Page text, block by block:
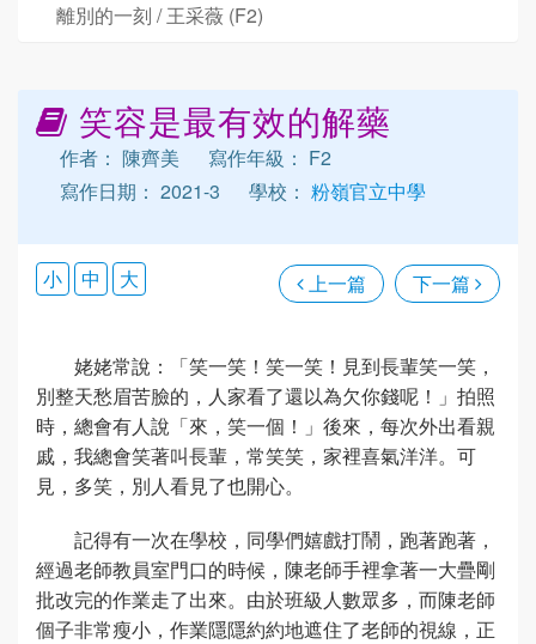
離別的一刻 / 王采薇 (F2)
笑容是最有效的解藥
作者： 陳齊美
寫作年級： F2
寫作日期： 2021-3
學校： 粉嶺官立中學
上一篇 下一篇
小 中 大
姥姥常說：「笑一笑！笑一笑！見到長輩笑一笑，
別整天愁眉苦臉的，人家看了還以為欠你錢呢！」拍照
時，總會有人說「來，笑一個！」後來，每次外出看親
戚，我總會笑著叫長輩，常笑笑，家裡喜氣洋洋。可
見，多笑，別人看見了也開心。
記得有一次在學校，同學們嬉戲打鬧，跑著跑著，
經過老師教員室門口的時候，陳老師手裡拿著一大疊剛
批改完的作業走了出來。由於班級人數眾多，而陳老師
個子非常瘦小，作業隱隱約約地遮住了老師的視線，正